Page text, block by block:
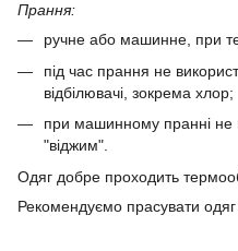
Прання:
ручне або машинне, при
під час прання не
відбілювачі, зокрема хлор;
​при машинному пранні не
"віджим".
Одяг добре проходить
Рекомендуємо прасувати одяг